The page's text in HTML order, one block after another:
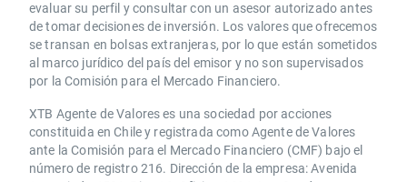
evaluar su perfil y consultar con un asesor autorizado antes
de tomar decisiones de inversión. Los valores que ofrecemos
se transan en bolsas extranjeras, por lo que están sometidos
al marco jurídico del país del emisor y no son supervisados
por la Comisión para el Mercado Financiero.
XTB Agente de Valores es una sociedad por acciones
constituida en Chile y registrada como Agente de Valores
ante la Comisión para el Mercado Financiero (CMF) bajo el
número de registro 216. Dirección de la empresa: Avenida